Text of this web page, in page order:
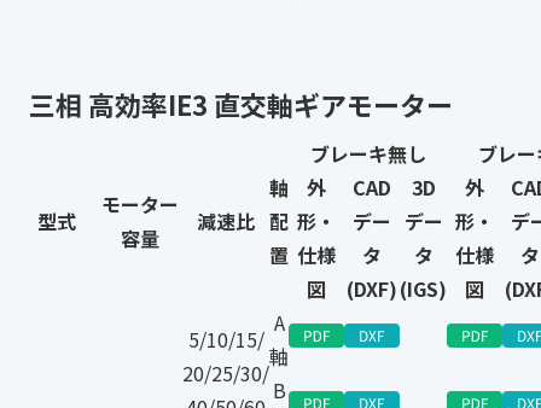
三相 高効率IE3 直交軸ギアモーター
型式
モーター
容量
減速比
軸
配
置
ブレーキ無し
ブレ
外
形・
仕様
図
CAD
デー
タ
(DXF)
3D
デー
タ
(IGS)
外
形・
仕様
図
デ
タ
5/10/15/
20/25/30/
A
軸
B